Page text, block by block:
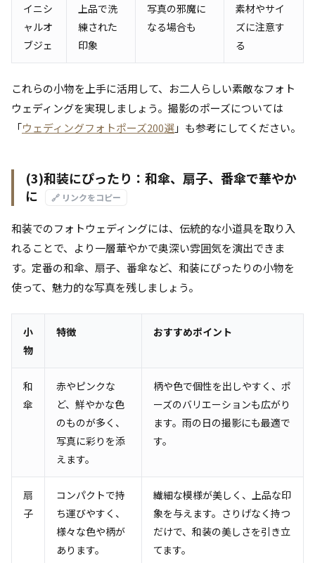
イニシ
ャルオ
ブジェ
上品で洗
練された
印象
写真の邪魔に
なる場合も
素材やサイ
ズに注意す
る
これらの小物を上手に活用して、お二人らしい素敵なフォト
ウェディングを実現しましょう。撮影のポーズについては
「ウェディングフォトポーズ200選」も参考にしてください。
(3)和装にぴったり：和傘、扇子、番傘で華やか
に
🔗 リンクをコピー
和装でのフォトウェディングには、伝統的な小道具を取り入
れることで、より一層華やかで奥深い雰囲気を演出できま
す。定番の和傘、扇子、番傘など、和装にぴったりの小物を
使って、魅力的な写真を残しましょう。
小
物
特徴 おすすめポイント
和
傘
赤やピンクな
ど、鮮やかな色
のものが多く、
写真に彩りを添
えます。
柄や色で個性を出しやすく、ポ
ーズのバリエーションも広がり
ます。雨の日の撮影にも最適で
す。
扇
子
コンパクトで持
ち運びやすく、
様々な色や柄が
あります。
繊細な模様が美しく、上品な印
象を与えます。さりげなく持つ
だけで、和装の美しさを引き立
てます。